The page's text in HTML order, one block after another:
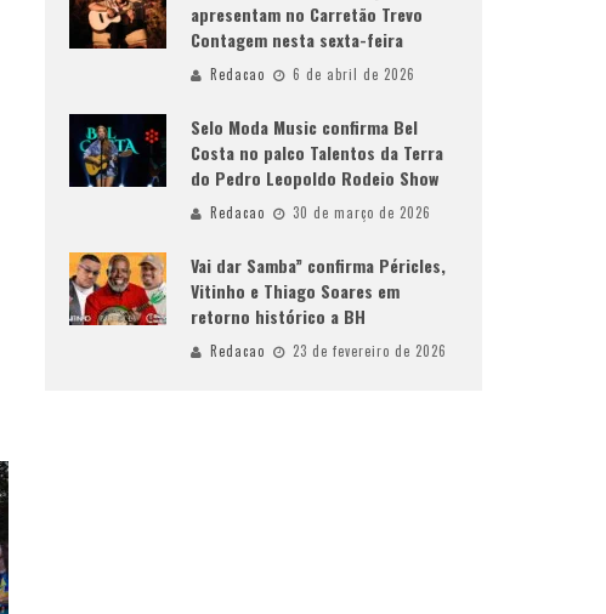
apresentam no Carretão Trevo
Contagem nesta sexta-feira
Redacao 6 de abril de 2026
Selo Moda Music confirma Bel
Costa no palco Talentos da Terra
do Pedro Leopoldo Rodeio Show
Redacao 30 de março de 2026
Vai dar Samba” confirma Péricles,
Vitinho e Thiago Soares em
retorno histórico a BH
Redacao 23 de fevereiro de 2026